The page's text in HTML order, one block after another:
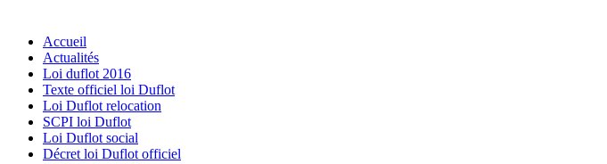
Accueil
Actualités
Loi duflot 2016
Texte officiel loi Duflot
Loi Duflot relocation
SCPI loi Duflot
Loi Duflot social
Décret loi Duflot officiel